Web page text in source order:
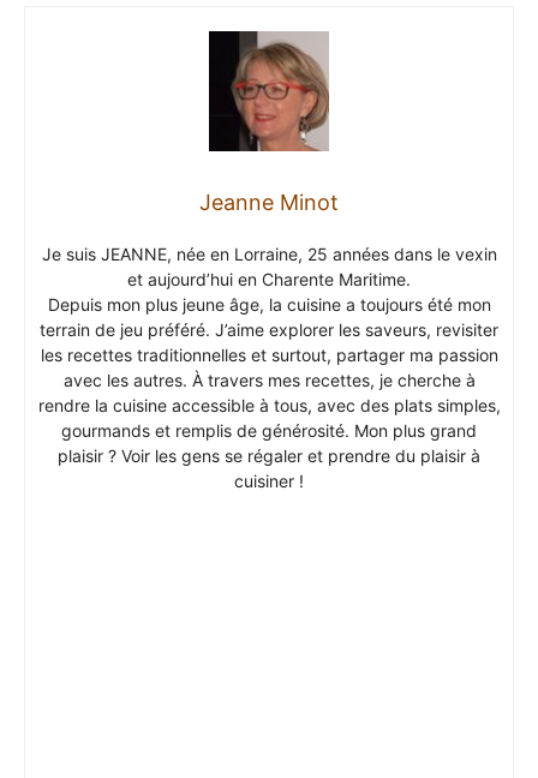
Jeanne Minot
Je suis JEANNE, née en Lorraine, 25 années dans le vexin
et aujourd’hui en Charente Maritime.
Depuis mon plus jeune âge, la cuisine a toujours été mon
terrain de jeu préféré. J’aime explorer les saveurs, revisiter
les recettes traditionnelles et surtout, partager ma passion
avec les autres. À travers mes recettes, je cherche à
rendre la cuisine accessible à tous, avec des plats simples,
gourmands et remplis de générosité. Mon plus grand
plaisir ? Voir les gens se régaler et prendre du plaisir à
cuisiner !